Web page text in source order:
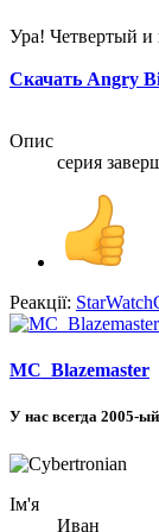
Ура! Четвертый и
Скачать Angry
Опис
серия
Реакції:
MC_Blazemaster
У нас всегда 2005-
Ім'я
Иван